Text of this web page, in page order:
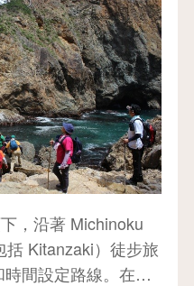
，沿著 Michinoku
括 Kitanzaki）徒步旅
間設定路線。在自